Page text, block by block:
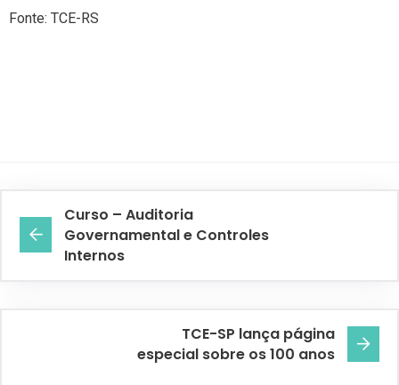
Fonte: TCE-RS
Curso – Auditoria
Governamental e Controles
Internos
TCE-SP lança página
especial sobre os 100 anos